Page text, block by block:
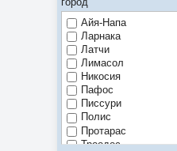
Айя-Напа
Ларнака
Латчи
Лимасол
Никосия
Пафос
Писсури
Полис
Протарас
Троодос